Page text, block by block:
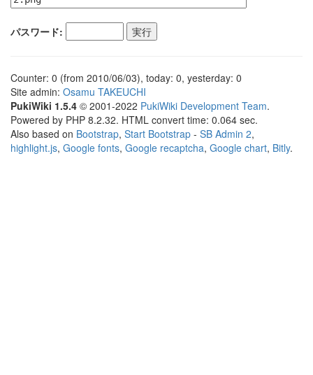
パスワード:
Counter: 0 (from 2010/06/03), today: 0, yesterday: 0
Site admin: Osamu TAKEUCHI
PukiWiki 1.5.4 © 2001-2022 PukiWiki Development Team.
Powered by PHP 8.2.32. HTML convert time: 0.064 sec.
Also based on Bootstrap, Start Bootstrap - SB Admin 2,
highlight.js, Google fonts, Google recaptcha, Google chart, Bitly.